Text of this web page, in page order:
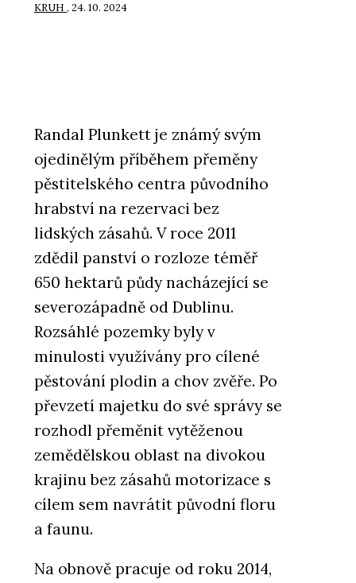
KRUH , 24. 10. 2024
Randal Plunkett je známý svým
ojedinělým příběhem přeměny
pěstitelského centra původního
hrabství na rezervaci bez
lidských zásahů. V roce 2011
zdědil panství o rozloze téměř
650 hektarů půdy nacházející se
severozápadně od Dublinu.
Rozsáhlé pozemky byly v
minulosti využívány pro cílené
pěstování plodin a chov zvěře. Po
převzetí majetku do své správy se
rozhodl přeměnit vytěženou
zemědělskou oblast na divokou
krajinu bez zásahů motorizace s
cílem sem navrátit původní floru
a faunu.
Na obnově pracuje od roku 2014,